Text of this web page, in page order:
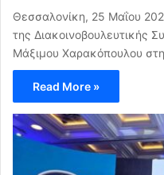
Θεσσαλονίκη, 25 Μαΐου
της Διακοινοβουλευτικής
Μάξιμου Χαρακόπουλου
Read More »